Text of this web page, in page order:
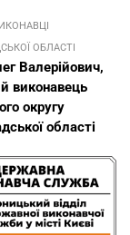
ОБЛАСТІ
Валерійович,
виконавець
округу
області